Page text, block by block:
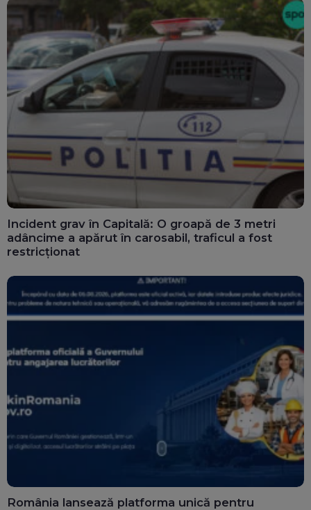
Incident grav în Capitală: O groapă de 3 metri
adâncime a apărut în carosabil, traficul a fost
restricționat
România lansează platforma unică pentru